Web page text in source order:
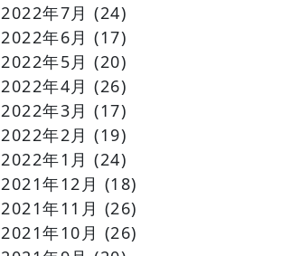
2022年7月 (24)
2022年6月 (17)
2022年5月 (20)
2022年4月 (26)
2022年3月 (17)
2022年2月 (19)
2022年1月 (24)
2021年12月 (18)
2021年11月 (26)
2021年10月 (26)